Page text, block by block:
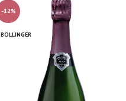
-12%
BOLLINGER